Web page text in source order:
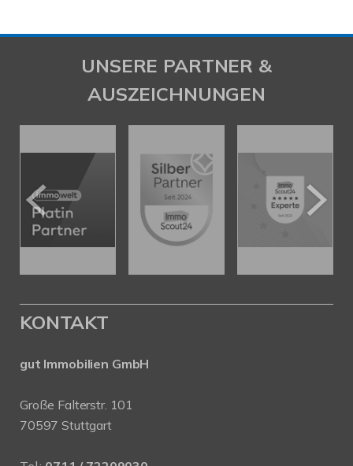
UNSERE PARTNER &
AUSZEICHNUNGEN
KONTAKT
gut Immobilien GmbH
Große Falterstr. 101
70597 Stuttgart